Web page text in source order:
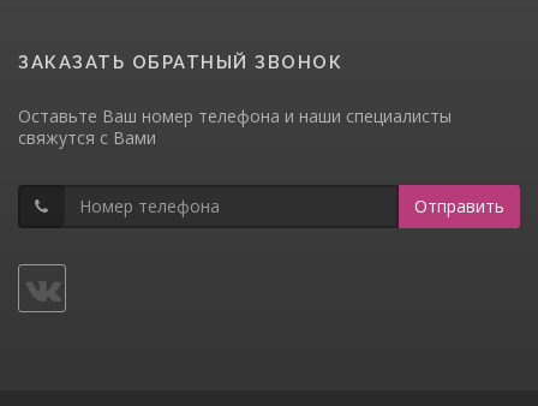
ЗАКАЗАТЬ ОБРАТНЫЙ ЗВОНОК
Оставьте Ваш номер телефона и наши специалисты
свяжутся с Вами
Отправить